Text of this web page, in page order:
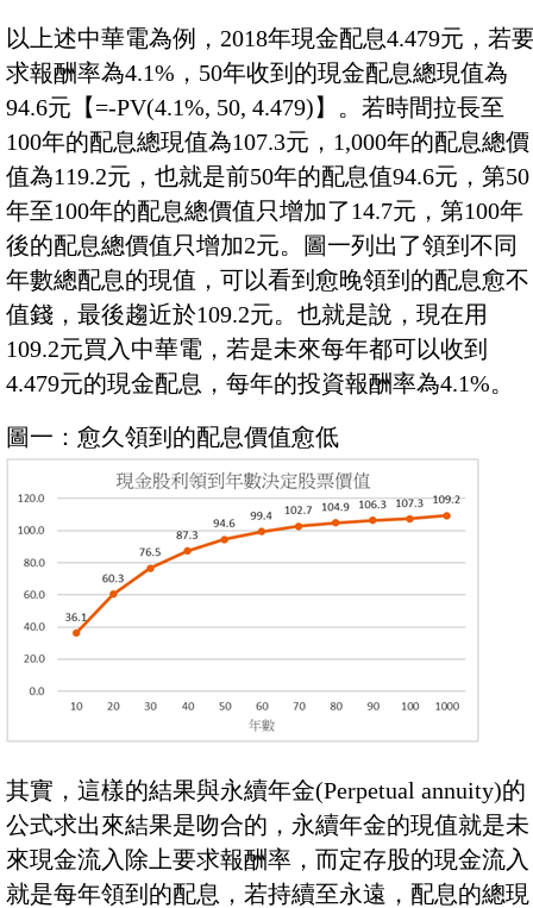
以上述中華電為例，2018年現金配息4.479元，若
求報酬率為4.1%，50年收到的現金配息總現值為
94.6元【=-PV(4.1%, 50, 4.479)】。若時間拉長至
100年的配息總現值為107.3元，1,000年的配息總價
值為119.2元，也就是前50年的配息值94.6元，第50
年至100年的配息總價值只增加了14.7元，第100年
後的配息總價值只增加2元。圖一列出了領到不同
年數總配息的現值，可以看到愈晚領到的配息愈不
值錢，最後趨近於109.2元。也就是說，現在用
109.2元買入中華電，若是未來每年都可以收到
4.479元的現金配息，每年的投資報酬率為4.1%。
圖一：愈久領到的配息價值愈低
其實，這樣的結果與永續年金(Perpetual annuity)的
公式求出來結果是吻合的，永續年金的現值就是未
來現金流入除上要求報酬率，而定存股的現金流入
就是每年領到的配息，若持續至永遠，配息的總現